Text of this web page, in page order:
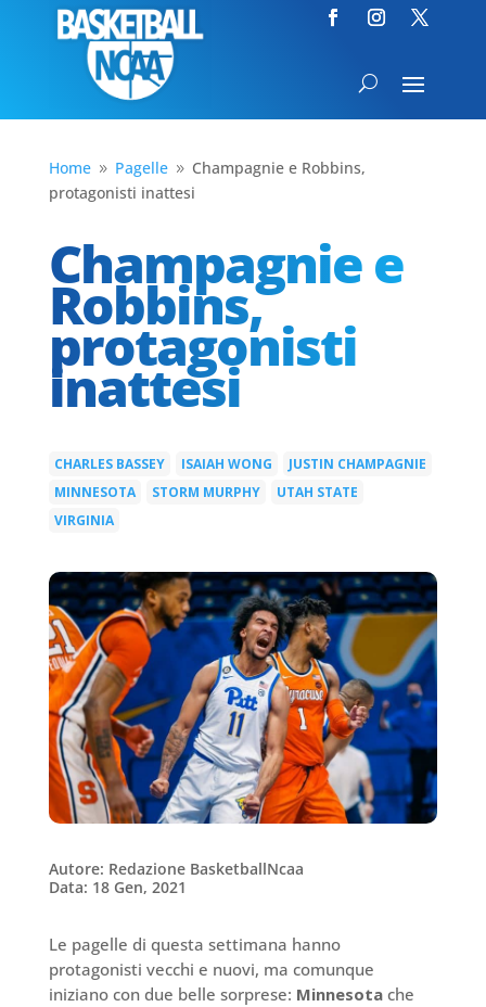
Home 9 Pagelle 9 Champagnie e Robbins,
protagonisti inattesi
Champagnie e
Robbins,
protagonisti
inattesi
CHARLES BASSEY ISAIAH WONG JUSTIN CHAMPAGNIE
MINNESOTA STORM MURPHY UTAH STATE
VIRGINIA
Autore: Redazione BasketballNcaa
Data: 18 Gen, 2021
Le pagelle di questa settimana hanno
protagonisti vecchi e nuovi, ma comunque
iniziano con due belle sorprese: Minnesotache